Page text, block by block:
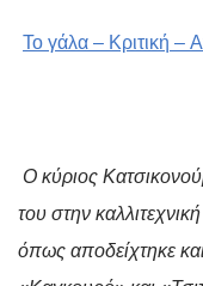
Το γάλα – Κριτική –
Ο κύριος
του στην
όπως αποδείχτηκε